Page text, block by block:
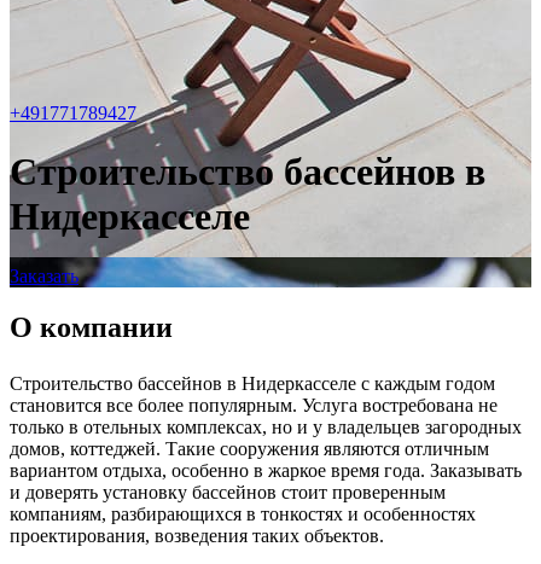
+491771789427
Строительство бассейнов в
Нидеркасселе
Заказать
О компании
Строительство бассейнов в Нидеркасселе с каждым годом
становится все более популярным. Услуга востребована не
только в отельных комплексах, но и у владельцев загородных
домов, коттеджей. Такие сооружения являются отличным
вариантом отдыха, особенно в жаркое время года. Заказывать
и доверять установку бассейнов стоит проверенным
компаниям, разбирающихся в тонкостях и особенностях
проектирования, возведения таких объектов.